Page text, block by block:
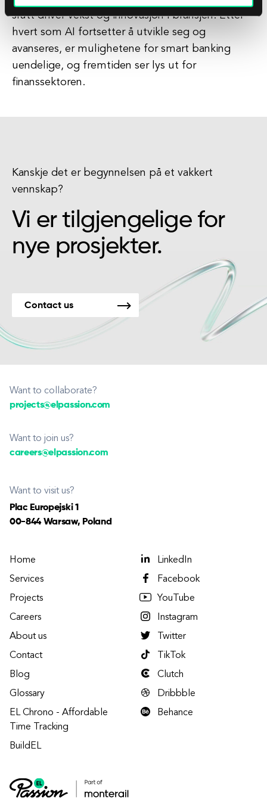
slutt driver vekst og innovasjon i bransjen. Etter
hvert som AI fortsetter å utvikle seg og
avanseres, er mulighetene for smart banking
uendelige, og fremtiden ser lys ut for
finanssektoren.
Kanskje det er begynnelsen på et vakkert
vennskap?
Vi er tilgjengelige for
nye prosjekter.
Contact us
Want to collaborate?
projects@elpassion.com
Want to join us?
careers@elpassion.com
Want to visit us?
Plac Europejski 1
00-844 Warsaw, Poland
Home
Services
Projects
Careers
About us
Contact
Blog
Glossary
EL Chrono - Affordable
Time Tracking
BuildEL
LinkedIn
Facebook
YouTube
Instagram
Twitter
TikTok
Clutch
Dribbble
Behance